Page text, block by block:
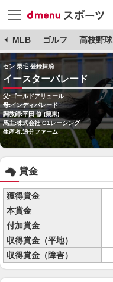
MLB ゴルフ 高校野球
セン 栗毛 登録抹消
イースターパレード
父:ゴールドアリュール
母:インディパレード
調教師:平田 修 (栗東)
馬主:株式会社 G1レーシング
生産者:追分ファーム
賞金
獲得賞金
本賞金
付加賞金
収得賞金（平地）
収得賞金（障害）